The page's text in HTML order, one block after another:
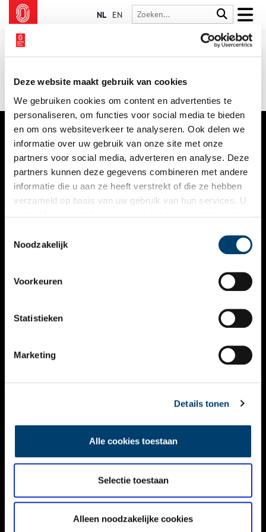
Deze website maakt gebruik van cookies
We gebruiken cookies om content en advertenties te
personaliseren, om functies voor social media te bieden
en om ons websiteverkeer te analyseren. Ook delen we
informatie over uw gebruik van onze site met onze
partners voor social media, adverteren en analyse. Deze
partners kunnen deze gegevens combineren met andere
informatie die u aan ze heeft verstrekt of die ze hebben
verzameld op basis van uw gebruik van hun services. U
Noodzakelijk
Voorkeuren
Statistieken
Marketing
Details tonen
Alle cookies toestaan
Selectie toestaan
Alleen noodzakelijke cookies
NL EN
VERHALEN
NIEUWS
KALENDER
ACTIVITEITEN
NIEUWSBRIEF
DISCLAIMER
TOEGANKELIJKHEID
Volg ONH op social media